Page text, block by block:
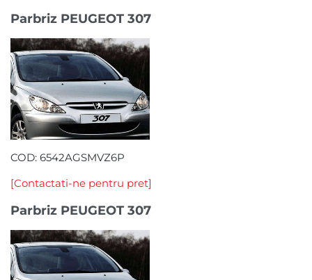
Parbriz PEUGEOT 307
COD: 6542AGSMVZ6P
[Contactati-ne pentru pret]
Parbriz PEUGEOT 307